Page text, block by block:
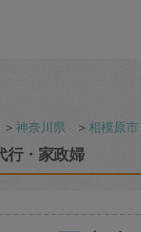
＞神奈川県 ＞相模原市
行・家政婦